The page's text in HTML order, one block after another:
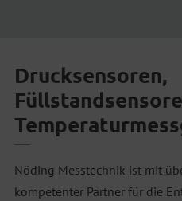
Drucksensoren,
Nöding Messtechnik ist mit
kompetenter Partner für die